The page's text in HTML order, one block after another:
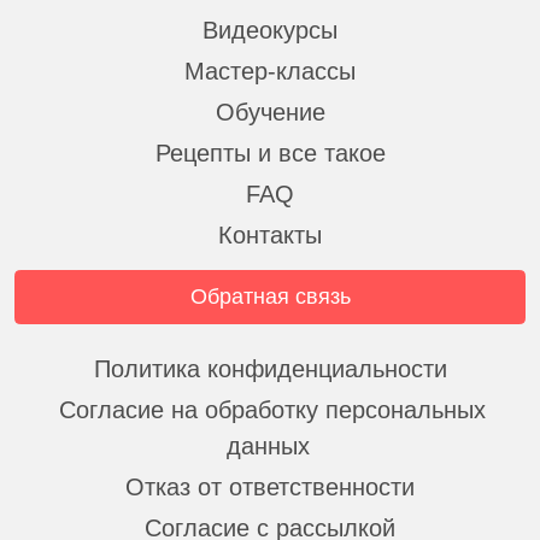
Видеокурсы
Мастер-классы
Обучение
Рецепты и все такое
FAQ
Контакты
Обратная связь
Политика конфиденциальности
Согласие на обработку персональных
данных
Отказ от ответственности
Согласие с рассылкой